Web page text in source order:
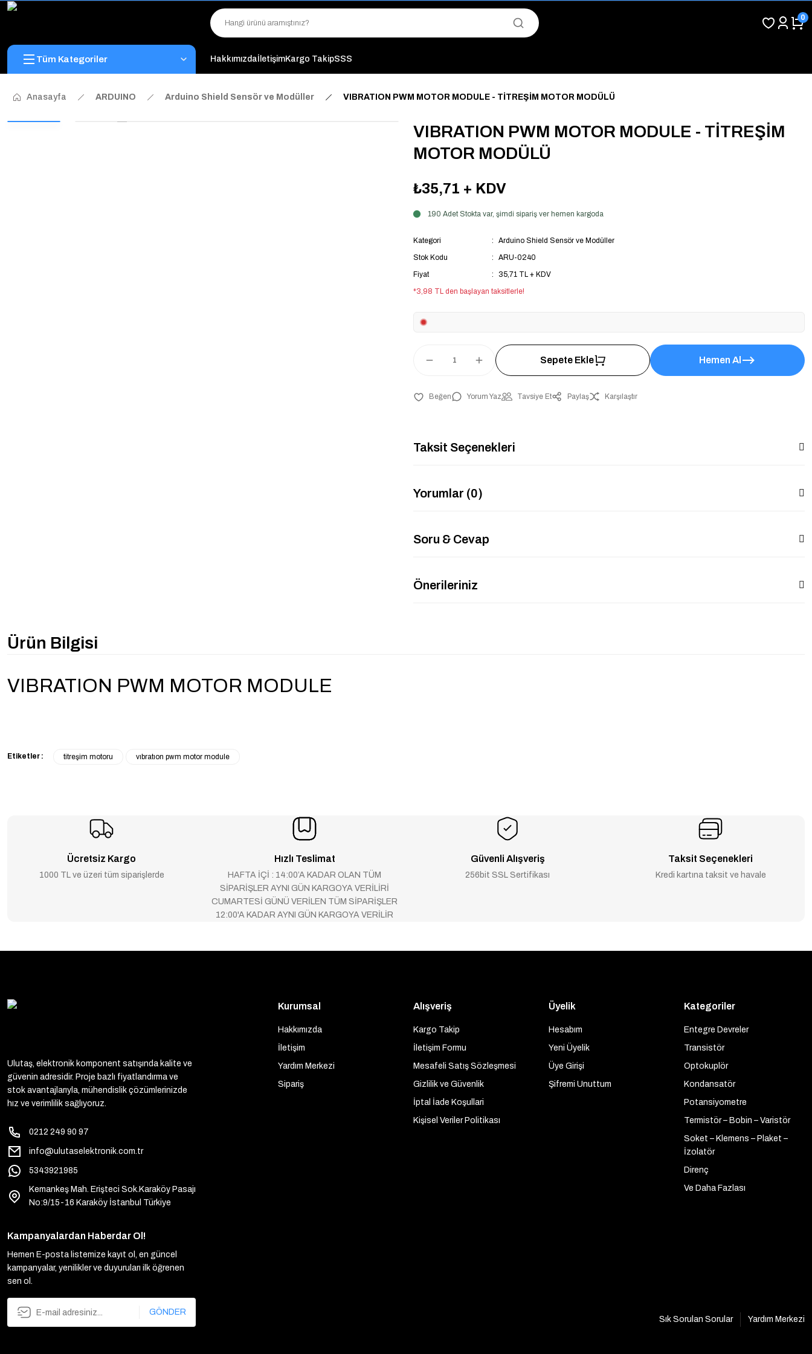
"Saat 14:00'a Kadar Verilen Siparişlerde Aynı Gün Kargo Avantajı!
"Binlerce Ürün Çeşitliliği ile Stoktan Hemen Teslim."
0
Tüm Kategoriler HakkımızdaİletişimKargo TakipSSS
Anasayfa ARDUINO Arduino Shield Sensör ve Modüller VIBRATION PWM MOTOR MODULE - TİTREŞİM MOTOR MODÜLÜ
VIBRATION PWM MOTOR MODULE - TİTREŞİM
MOTOR MODÜLÜ
₺35,71 + KDV
190 Adet Stokta var, şimdi sipariş ver hemen kargoda
Kategori
Arduino Shield Sensör ve Modüller
Stok Kodu
ARU-0240
Fiyat
35,71 TL + KDV
*3,98 TL den başlayan taksitlerle!
Sepete Ekle Hemen Al
Yorum Yaz Tavsiye Et Paylaş Karşılaştır
Taksit Seçenekleri
Yorumlar (0)
Soru & Cevap
Önerileriniz
Ürün Bilgisi
VIBRATION PWM MOTOR MODULE
Etiketler : titreşim motoru vıbratıon pwm motor module
Ücretsiz Kargo
1000 TL ve üzeri tüm siparişlerde
Hızlı Teslimat
HAFTA İÇİ : 14:00’A KADAR OLAN TÜM
SİPARİŞLER AYNI GÜN KARGOYA VERİLİRİ
CUMARTESİ GÜNÜ VERİLEN TÜM SİPARİŞLER
12:00'A KADAR AYNI GÜN KARGOYA VERİLİR
Güvenli Alışveriş
256bit SSL Sertifikası
Taksit Seçenekleri
Kredi kartına taksit ve havale
Ulutaş, elektronik komponent satışında kalite ve
güvenin adresidir. Proje bazlı fiyatlandırma ve
stok avantajlarıyla, mühendislik çözümlerinizde
hız ve verimlilik sağlıyoruz.
0212 249 90 97
info@ulutaselektronik.com.tr
5343921985
Kemankeş Mah. Erişteci Sok.Karaköy Pasajı
No:9/15-16 Karaköy İstanbul Türkiye
Kurumsal
Hakkımızda
İletişim
Yardım Merkezi
Sipariş
Alışveriş
Kargo Takip
İletişim Formu
Mesafeli Satış Sözleşmesi
Gizlilik ve Güvenlik
İptal İade Koşullari
Kişisel Veriler Politikası
Üyelik
Hesabım
Yeni Üyelik
Üye Girişi
Şifremi Unuttum
Kategoriler
Entegre Devreler
Transistör
Optokuplör
Kondansatör
Potansiyometre
Termistör – Bobin – Varistör
Soket – Klemens – Plaket –
İzolatör
Direnç
Ve Daha Fazlası
Kampanyalardan Haberdar Ol!
Hemen E-posta listemize kayıt ol, en güncel
kampanyalar, yenilikler ve duyuruları ilk öğrenen
sen ol.
GÖNDER
Sık Sorulan Sorular
Yardım Merkezi